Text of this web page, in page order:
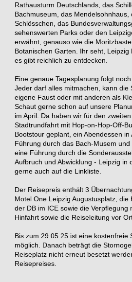
Rathausturm Deutschlands, das
Bachmuseum, das Mendelsohnhaus,
Schlösschen, das
sehenswerten Parks oder den
erwähnt, genauso wie die
Botanischen Garten. Ihr seht, Leipzig
es gibt reichlich zu entdecken.
Eine genaue Tagesplanung folgt
Jeder darf alles mitmachen, kann die
eigene Faust oder mit anderen als
Schaut gerne schon auf unsere
im April: Da haben wir für den
Stadtrundfahrt mit Hop-on-Hop-Off-
Bootstour geplant, ein Abendessen
Führung durch das Bach-Musem
eine Führung durch die
Aufbruch und Abwicklung - Leipzig in
gerne auch auf die Linkliste.
Der Reisepreis enthält 3
Motel One Leipzig Augustusplatz, die
der DB im ICE sowie die Verpflegung
Hinfahrt sowie die Reiseleitung vor
Bis zum 29.05.25 ist eine kostenfreie
möglich. Danach beträgt die
Reiseplatz nicht erneut besetzt
Reisepreises.